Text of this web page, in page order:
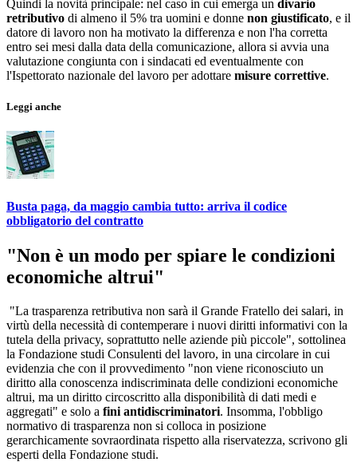
Quindi la novità principale: nel caso in cui emerga un divario
retributivo di almeno il 5% tra uomini e donne non giustificato, e il
datore di lavoro non ha motivato la differenza e non l'ha corretta
entro sei mesi dalla data della comunicazione, allora si avvia una
valutazione congiunta con i sindacati ed eventualmente con
l'Ispettorato nazionale del lavoro per adottare misure correttive.
Leggi anche
Busta paga, da maggio cambia tutto: arriva il codice
obbligatorio del contratto
"Non è un modo per spiare le condizioni
economiche altrui"
"La trasparenza retributiva non sarà il Grande Fratello dei salari, in
virtù della necessità di contemperare i nuovi diritti informativi con la
tutela della privacy, soprattutto nelle aziende più piccole", sottolinea
la Fondazione studi Consulenti del lavoro, in una circolare in cui
evidenzia che con il provvedimento "non viene riconosciuto un
diritto alla conoscenza indiscriminata delle condizioni economiche
altrui, ma un diritto circoscritto alla disponibilità di dati medi e
aggregati" e solo a fini antidiscriminatori. Insomma, l'obbligo
normativo di trasparenza non si colloca in posizione
gerarchicamente sovraordinata rispetto alla riservatezza, scrivono gli
esperti della Fondazione studi.